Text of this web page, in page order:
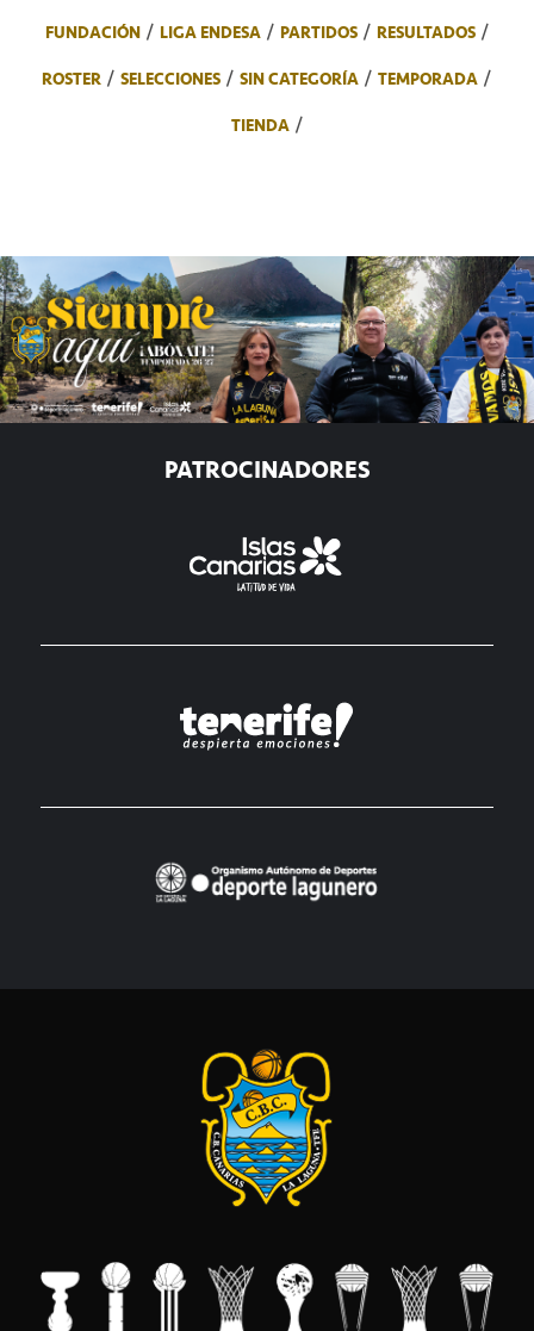
FUNDACIÓN
LIGA ENDESA PARTIDOS
RESULTADOS
ROSTER
SELECCIONES SIN CATEGORÍA
TEMPORADA
TIENDA
PATROCINADORES